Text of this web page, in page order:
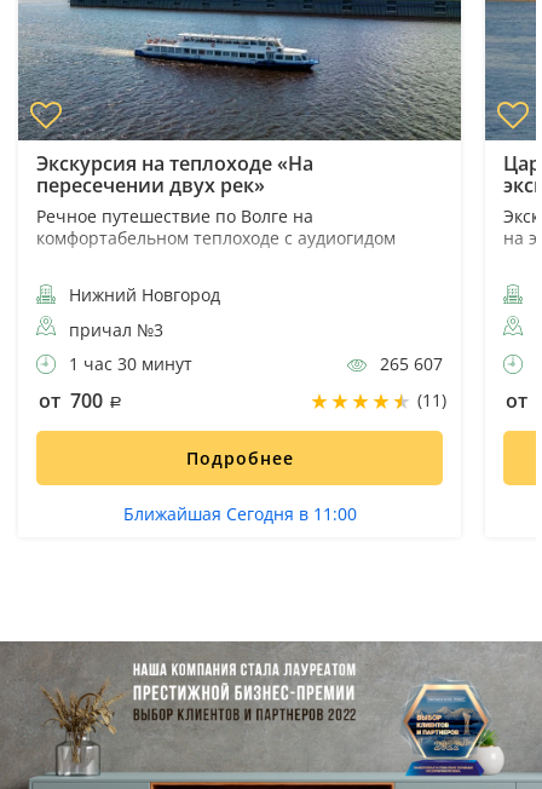
Экскурсия на теплоходе «На
пересечении двух рек»
Речное путешествие по Волге на
комфортабельном теплоходе с аудиогидом
Нижний Новгород
причал №3
1 час 30 минут
265 607
от 700 (11)
Подробнее
Ближайшая Сегодня в 11:00
на
от